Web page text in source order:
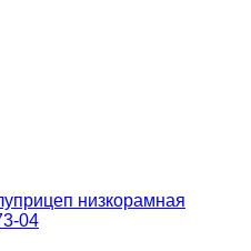
низкорамная
04